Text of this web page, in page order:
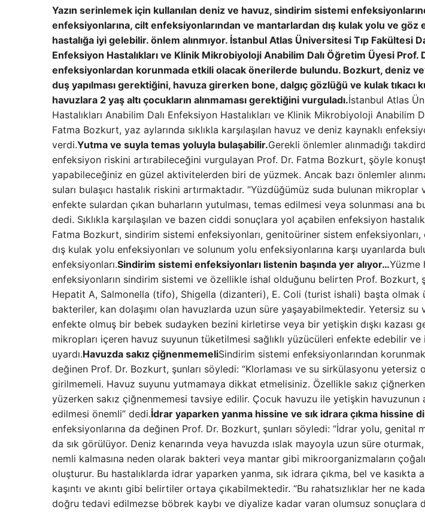
Yazın serinlemek için kullanılan deniz ve havuz, sindirim sistemi
enfeksiyonlarına, cilt enfeksiyonlarından ve mantarlardan dış kulak yolu ve göz
hastalığa iyi gelebilir. önlem alınmıyor. İstanbul Atlas Üniversitesi Tıp Fakültesi
Enfeksiyon Hastalıkları ve Klinik Mikrobiyoloji Anabilim Dalı Öğretim Üyesi Prof.
enfeksiyonlardan korunmada etkili olacak önerilerde bulundu. Bozkurt, deniz
duş yapılması gerektiğini, havuza girerken bone, dalgıç gözlüğü ve kulak tıkacı
havuzlara 2 yaş altı çocukların alınmaması gerektiğini vurguladı.İstanbul Atlas
Hastalıkları Anabilim Dalı Enfeksiyon Hastalıkları ve Klinik Mikrobiyoloji Anabilim
Fatma Bozkurt, yaz aylarında sıklıkla karşılaşılan havuz ve deniz kaynaklı
verdi.Yutma ve suyla temas yoluyla bulaşabilir.Gerekli önlemler alınmadığı
enfeksiyon riskini artırabileceğini vurgulayan Prof. Dr. Fatma Bozkurt, şöyle
yapabileceğiniz en güzel aktivitelerden biri de yüzmek. Ancak bazı önlemler
suları bulaşıcı hastalık riskini artırmaktadır. “Yüzdüğümüz suda bulunan
enfekte sulardan çıkan buharların yutulması, temas edilmesi veya solunması ana
dedi. Sıklıkla karşılaşılan ve bazen ciddi sonuçlara yol açabilen enfeksiyon
Fatma Bozkurt, sindirim sistemi enfeksiyonları, genitoüriner sistem
dış kulak yolu enfeksiyonları ve solunum yolu enfeksiyonlarına karşı uyarılarda
enfeksiyonları.Sindirim sistemi enfeksiyonları listenin başında yer alıyor…Yüzme
enfeksiyonların sindirim sistemi ve özellikle ishal olduğunu belirten Prof. Bozkurt,
Hepatit A, Salmonella (tifo), Shigella (dizanteri), E. Coli (turist ishali) başta olmak
bakteriler, kan dolaşımı olan havuzlarda uzun süre yaşayabilmektedir. Yetersiz
enfekte olmuş bir bebek sudayken bezini kirletirse veya bir yetişkin dışkı kazası
mikropları içeren havuz suyunun tüketilmesi sağlıklı yüzücüleri enfekte edebilir
uyardı.Havuzda sakız çiğnenmemeliSindirim sistemi enfeksiyonlarından
değinen Prof. Dr. Bozkurt, şunları söyledi: “Klorlaması ve su sirkülasyonu yetersiz
girilmemeli. Havuz suyunu yutmamaya dikkat etmelisiniz. Özellikle sakız
yüzerken sakız çiğnenmemesi tavsiye edilir. Çocuk havuzu ile yetişkin havuzunun
edilmesi önemli” dedi.İdrar yaparken yanma hissine ve sık idrara çıkma hissine
enfeksiyonlarına da değinen Prof. Dr. Bozkurt, şunları söyledi: “İdrar yolu, genital
da sık görülüyor. Deniz kenarında veya havuzda ıslak mayoyla uzun süre
nemli kalmasına neden olarak bakteri veya mantar gibi mikroorganizmaların
oluşturur. Bu hastalıklarda idrar yaparken yanma, sık idrara çıkma, bel ve kasıkta
kaşıntı ve akıntı gibi belirtiler ortaya çıkabilmektedir. “Bu rahatsızlıklar her ne
doğru tedavi edilmezse böbrek kaybı ve diyalize kadar varan olumsuz sonuçlara